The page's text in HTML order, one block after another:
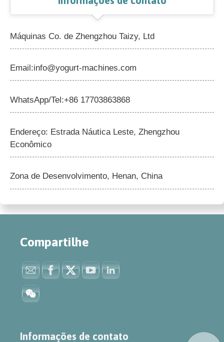
Máquinas Co. de Zhengzhou Taizy, Ltd
Email:info@yogurt-machines.com
WhatsApp/Tel:+86 17703863868
Endereço: Estrada Náutica Leste, Zhengzhou
Econômico
Zona de Desenvolvimento, Henan, China
Compartilhe
Informações de contato